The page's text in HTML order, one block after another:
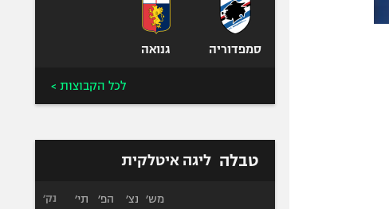
סמפדוריה גנואה
לכל הקבוצות >
טבלה ליגה איטלקית
מש׳ נצ׳ הפ׳ תי׳ נק׳